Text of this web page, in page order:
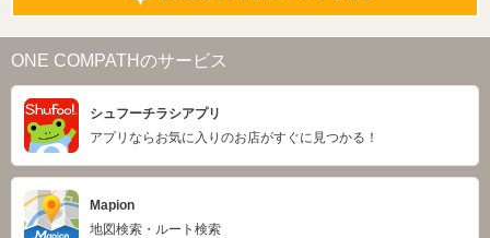
ONE COMPATHのサービス
シュフーチラシアプリ
アプリならお気に入りのお店がすぐに見つかる！
Mapion
地図検索・ルート検索